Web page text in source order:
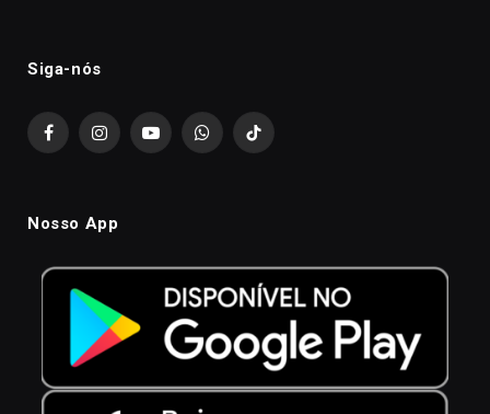
Siga-nós
FacebookInstagramYouTubeWhatsAppTikTok
Nosso App